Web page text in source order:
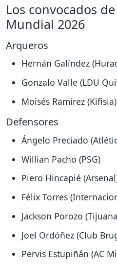
Los convocados
Mundial 2026
Arqueros
Hernán Galíndez
Gonzalo Valle (LDU
Moisés Ramírez (Kifisia)
Defensores
Ángelo Preciado
Willian Pacho (PSG)
Piero Hincapié
Félix Torres
Jackson Porozo
Joel Ordóñez (Club
Pervis Estupiñán (AC